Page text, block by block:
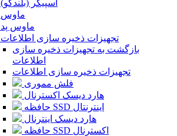
اسپیکر (بلندگو)
ماوس
ماوس پد
تجهیزات ذخیره سازی اطلاعات
بازگشت به تجهیزات ذخیره سازی
اطلاعات
تجهیزات ذخیره سازی اطلاعات
فلش مموری
هارد دیسک اکسترنال
حافظه SSD اینترنتال
هارد دیسک اینترنال
حافظه SSD اکسترنال